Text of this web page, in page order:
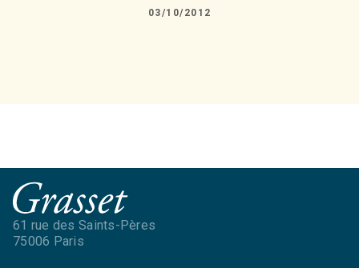
03/10/2012
61 rue des Saints-Pères
75006 Paris